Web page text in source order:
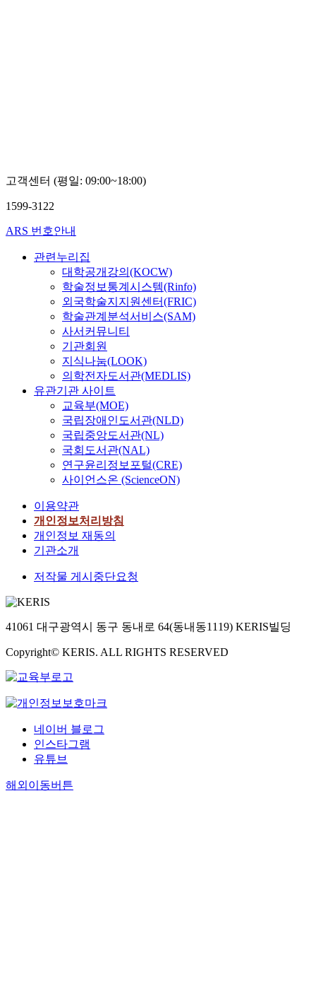
고객센터 (평일: 09:00~18:00)
1599-3122
ARS 번호안내
관련누리집
대학공개강의(KOCW)
학술정보통계시스템(Rinfo)
외국학술지지원센터(FRIC)
학술관계분석서비스(SAM)
사서커뮤니티
기관회원
지식나눔(LOOK)
의학전자도서관(MEDLIS)
유관기관 사이트
교육부(MOE)
국립장애인도서관(NLD)
국립중앙도서관(NL)
국회도서관(NAL)
연구윤리정보포털(CRE)
사이언스온 (ScienceON)
이용약관
개인정보처리방침
개인정보 재동의
기관소개
저작물 게시중단요청
41061 대구광역시 동구 동내로 64(동내동1119) KERIS빌딩
Copyright© KERIS. ALL RIGHTS RESERVED
네이버 블로그
인스타그램
유튜브
해외이동버튼